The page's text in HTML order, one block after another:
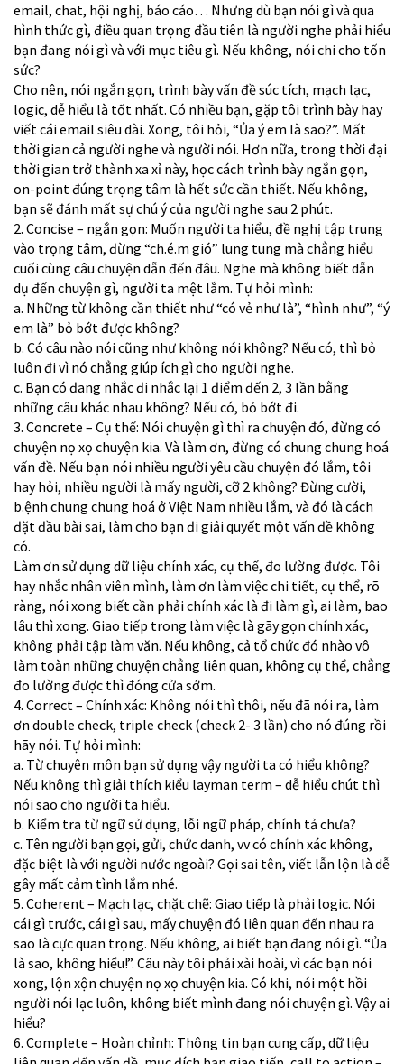
email, chat, hội nghị, báo cáo… Nhưng dù bạn nói gì và qua
hình thức gì, điều quan trọng đầu tiên là người nghe phải hiểu
bạn đang nói gì và với mục tiêu gì. Nếu không, nói chi cho tốn
sức?
Cho nên, nói ngắn gọn, trình bày vấn đề súc tích, mạch lạc,
logic, dễ hiểu là tốt nhất. Có nhiều bạn, gặp tôi trình bày hay
viết cái email siêu dài. Xong, tôi hỏi, “Ủa ý em là sao?”. Mất
thời gian cả người nghe và người nói. Hơn nữa, trong thời đại
thời gian trở thành xa xỉ này, học cách trình bày ngắn gọn,
on-point đúng trọng tâm là hết sức cần thiết. Nếu không,
bạn sẽ đánh mất sự chú ý của người nghe sau 2 phút.
2. Concise – ngắn gọn: Muốn người ta hiểu, đề nghị tập trung
vào trọng tâm, đừng “ch.é.m gió” lung tung mà chẳng hiểu
cuối cùng câu chuyện dẫn đến đâu. Nghe mà không biết dẫn
dụ đến chuyện gì, người ta mệt lắm. Tự hỏi mình:
a. Những từ không cần thiết như “có vẻ như là”, “hình như”, “ý
em là” bỏ bớt được không?
b. Có câu nào nói cũng như không nói không? Nếu có, thì bỏ
luôn đi vì nó chẳng giúp ích gì cho người nghe.
c. Bạn có đang nhắc đi nhắc lại 1 điểm đến 2, 3 lần bằng
những câu khác nhau không? Nếu có, bỏ bớt đi.
3. Concrete – Cụ thể: Nói chuyện gì thì ra chuyện đó, đừng có
chuyện nọ xọ chuyện kia. Và làm ơn, đừng có chung chung hoá
vấn đề. Nếu bạn nói nhiều người yêu cầu chuyện đó lắm, tôi
hay hỏi, nhiều người là mấy người, cỡ 2 không? Đừng cười,
b.ệnh chung chung hoá ở Việt Nam nhiều lắm, và đó là cách
đặt đầu bài sai, làm cho bạn đi giải quyết một vấn đề không
có.
Làm ơn sử dụng dữ liệu chính xác, cụ thể, đo lường được. Tôi
hay nhắc nhân viên mình, làm ơn làm việc chi tiết, cụ thể, rõ
ràng, nói xong biết cần phải chính xác là đi làm gì, ai làm, bao
lâu thì xong. Giao tiếp trong làm việc là gãy gọn chính xác,
không phải tập làm văn. Nếu không, cả tổ chức đó nhào vô
làm toàn những chuyện chẳng liên quan, không cụ thể, chẳng
đo lường được thì đóng cửa sớm.
4. Correct – Chính xác: Không nói thì thôi, nếu đã nói ra, làm
ơn double check, triple check (check 2- 3 lần) cho nó đúng rồi
hãy nói. Tự hỏi mình:
a. Từ chuyên môn bạn sử dụng vậy người ta có hiểu không?
Nếu không thì giải thích kiểu layman term – dễ hiểu chút thì
nói sao cho người ta hiểu.
b. Kiểm tra từ ngữ sử dụng, lỗi ngữ pháp, chính tả chưa?
c. Tên người bạn gọi, gửi, chức danh, vv có chính xác không,
đặc biệt là với người nước ngoài? Gọi sai tên, viết lẫn lộn là dễ
gây mất cảm tình lắm nhé.
5. Coherent – Mạch lạc, chặt chẽ: Giao tiếp là phải logic. Nói
cái gì trước, cái gì sau, mấy chuyện đó liên quan đến nhau ra
sao là cực quan trọng. Nếu không, ai biết bạn đang nói gì. “Ủa
là sao, không hiểu!”. Câu này tôi phải xài hoài, vì các bạn nói
xong, lộn xộn chuyện nọ xọ chuyện kia. Có khi, nói một hồi
người nói lạc luôn, không biết mình đang nói chuyện gì. Vậy ai
hiểu?
6. Complete – Hoàn chỉnh: Thông tin bạn cung cấp, dữ liệu